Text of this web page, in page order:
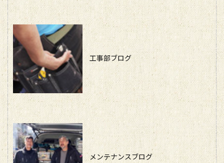
工事部ブログ
メンテナンスブログ